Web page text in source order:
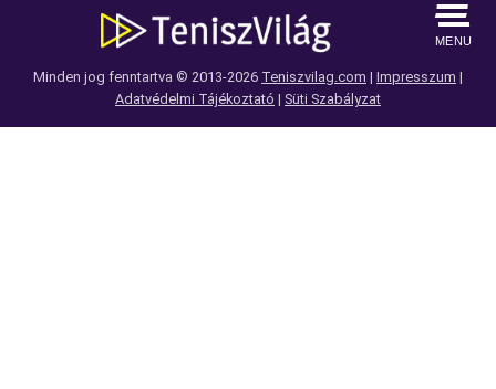
MENU
Minden jog fenntartva © 2013-2026 Teniszvilag.com | Impresszum |
Adatvédelmi Tájékoztató | Süti Szabályzat